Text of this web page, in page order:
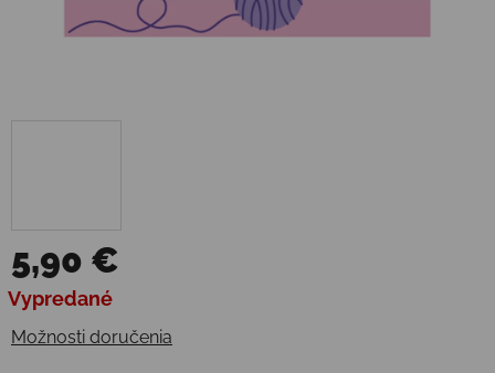
5,90 €
Jednotková cena:
Vypredané
Možnosti doručenia